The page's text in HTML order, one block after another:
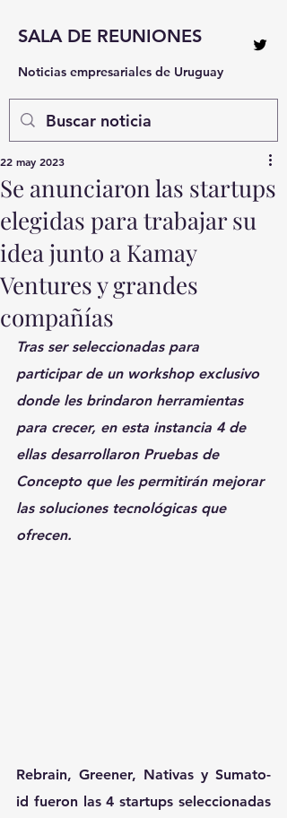
SALA DE REUNIONES
Noticias empresariales de Uruguay
Se anunciaron las startups
elegidas para trabajar su
idea junto a Kamay
Ventures y grandes
compañías
22 may 2023
Tras ser seleccionadas para
participar de un workshop exclusivo
donde les brindaron herramientas
para crecer, en esta instancia 4 de
ellas desarrollaron Pruebas de
Concepto que les permitirán mejorar
las soluciones tecnológicas que
ofrecen.
Rebrain, Greener, Nativas y Sumato-
id fueron las 4 startups seleccionadas